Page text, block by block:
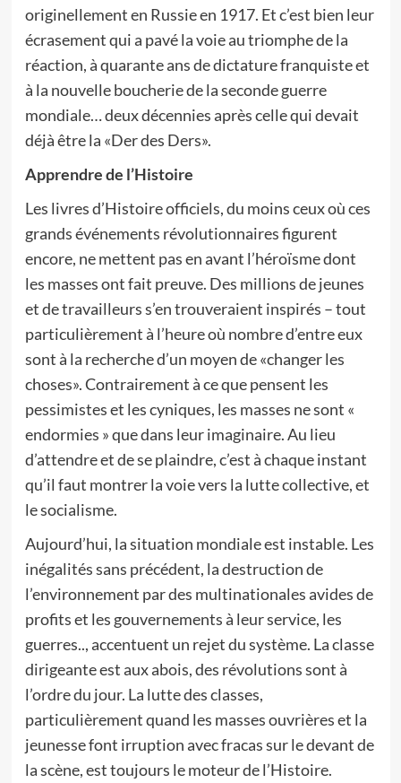
originellement en Russie en 1917. Et c’est bien leur
écrasement qui a pavé la voie au triomphe de la
réaction, à quarante ans de dictature franquiste et
à la nouvelle boucherie de la seconde guerre
mondiale… deux décennies après celle qui devait
déjà être la «Der des Ders».
Apprendre de l’Histoire
Les livres d’Histoire officiels, du moins ceux où ces
grands événements révolutionnaires figurent
encore, ne mettent pas en avant l’héroïsme dont
les masses ont fait preuve. Des millions de jeunes
et de travailleurs s’en trouveraient inspirés – tout
particulièrement à l’heure où nombre d’entre eux
sont à la recherche d’un moyen de «changer les
choses». Contrairement à ce que pensent les
pessimistes et les cyniques, les masses ne sont «
endormies » que dans leur imaginaire. Au lieu
d’attendre et de se plaindre, c’est à chaque instant
qu’il faut montrer la voie vers la lutte collective, et
le socialisme.
Aujourd’hui, la situation mondiale est instable. Les
inégalités sans précédent, la destruction de
l’environnement par des multinationales avides de
profits et les gouvernements à leur service, les
guerres.., accentuent un rejet du système. La classe
dirigeante est aux abois, des révolutions sont à
l’ordre du jour. La lutte des classes,
particulièrement quand les masses ouvrières et la
jeunesse font irruption avec fracas sur le devant de
la scène, est toujours le moteur de l’Histoire.